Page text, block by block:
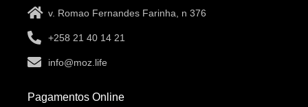
v. Romao Fernandes Farinha, n 376
+258 21 40 14 21
info@moz.life
Pagamentos Online